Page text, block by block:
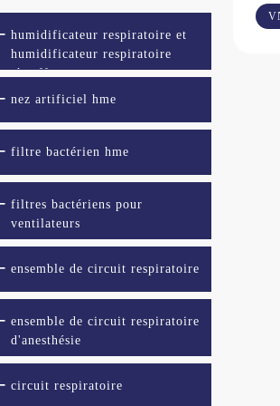
humidificateur respiratoire et
humidificateur respiratoire
chauffant
nez artificiel hme
filtre bactérien hme
filtres bactériens pour
ventilateurs
ensemble de circuit respiratoire
ensemble de circuit respiratoire
d'anesthésie
circuit respiratoire